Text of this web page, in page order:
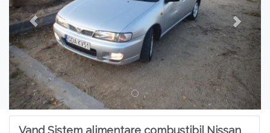
Vand Sistem alimentare combustibil Nissan